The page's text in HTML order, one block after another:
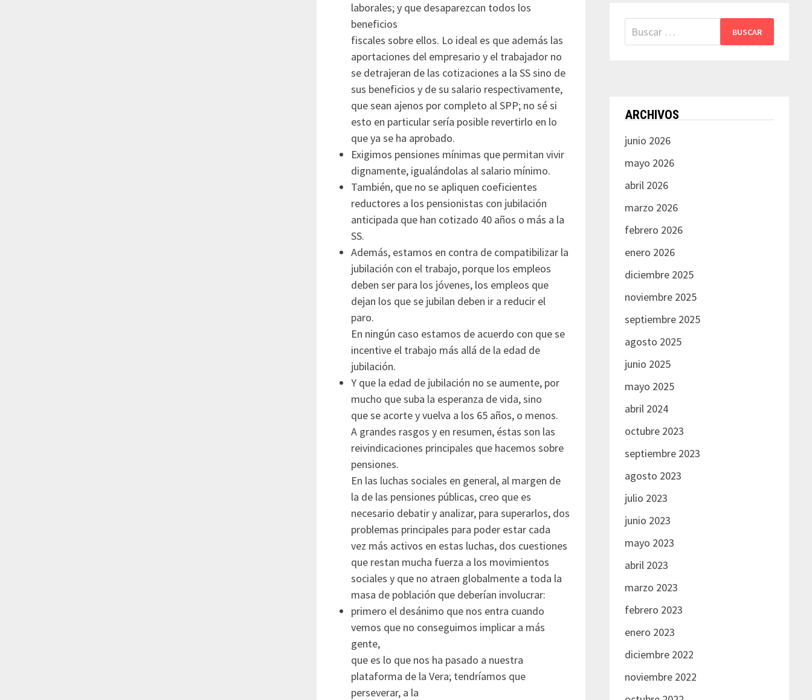
laborales; y que desaparezcan todos los
beneficios
fiscales sobre ellos. Lo ideal es que además las
aportaciones del empresario y el trabajador no
se detrajeran de las cotizaciones a la SS sino de
sus beneficios y de su salario respectivamente,
que sean ajenos por completo al SPP; no sé si
esto en particular sería posible revertirlo en lo
que ya se ha aprobado.
Exigimos pensiones mínimas que permitan vivir
dignamente, igualándolas al salario mínimo.
También, que no se apliquen coeficientes
reductores a los pensionistas con jubilación
anticipada que han cotizado 40 años o más a la
SS.
Además, estamos en contra de compatibilizar la
jubilación con el trabajo, porque los empleos
deben ser para los jóvenes, los empleos que
dejan los que se jubilan deben ir a reducir el
paro.
En ningún caso estamos de acuerdo con que se
incentive el trabajo más allá de la edad de
jubilación.
Y que la edad de jubilación no se aumente, por
mucho que suba la esperanza de vida, sino
que se acorte y vuelva a los 65 años, o menos.
A grandes rasgos y en resumen, éstas son las
reivindicaciones principales que hacemos sobre
pensiones.
En las luchas sociales en general, al margen de
la de las pensiones públicas, creo que es
necesario debatir y analizar, para superarlos, dos
problemas principales para poder estar cada
vez más activos en estas luchas, dos cuestiones
que restan mucha fuerza a los movimientos
sociales y que no atraen globalmente a toda la
masa de población que deberían involucrar:
primero el desánimo que nos entra cuando
vemos que no conseguimos implicar a más
gente,
que es lo que nos ha pasado a nuestra
plataforma de la Vera; tendríamos que
perseverar, a la
Buscar:
ARCHIVOS
junio 2026
mayo 2026
abril 2026
marzo 2026
febrero 2026
enero 2026
diciembre 2025
noviembre 2025
septiembre 2025
agosto 2025
junio 2025
mayo 2025
abril 2024
octubre 2023
septiembre 2023
agosto 2023
julio 2023
junio 2023
mayo 2023
abril 2023
marzo 2023
febrero 2023
enero 2023
diciembre 2022
noviembre 2022